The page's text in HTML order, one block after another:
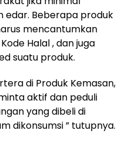
edar. Beberapa produk
mencantumkan
Halal , dan juga
suatu produk.
di Produk Kemasan,
aktif dan peduli
yang dibeli di
dikonsumsi ” tutupnya.